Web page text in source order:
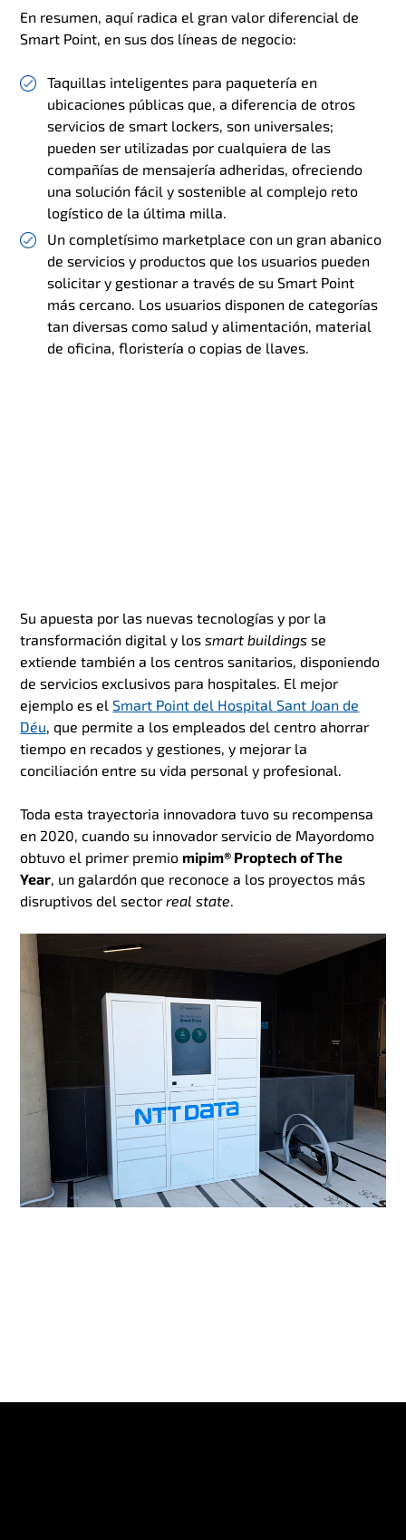
En resumen, aquí radica el gran valor diferencial de
Smart Point, en sus dos líneas de negocio:
Taquillas inteligentes para paquetería en
ubicaciones públicas que, a diferencia de otros
servicios de smart lockers, son universales;
pueden ser utilizadas por cualquiera de las
compañías de mensajería adheridas, ofreciendo
una solución fácil y sostenible al complejo reto
logístico de la última milla.
Un completísimo marketplace con un gran abanico
de servicios y productos que los usuarios pueden
solicitar y gestionar a través de su Smart Point
más cercano. Los usuarios disponen de categorías
tan diversas como salud y alimentación, material
de oficina, floristería o copias de llaves.
Su apuesta por las nuevas tecnologías y por la
transformación digital y los smart buildings se
extiende también a los centros sanitarios, disponiendo
de servicios exclusivos para hospitales. El mejor
ejemplo es elSmart Point del Hospital Sant Joan de
Déu, que permite a los empleados del centro ahorrar
tiempo en recados y gestiones, y mejorar la
conciliación entre su vida personal y profesional.
Toda esta trayectoria innovadora tuvo su recompensa
en 2020, cuando su innovador servicio de Mayordomo
obtuvo el primer premio mipim® Proptech of The
Year, un galardón que reconoce a los proyectos más
disruptivos del sector real state.